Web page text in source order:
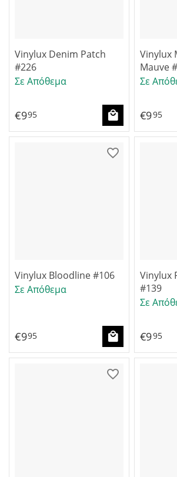
Vinylux Denim Patch
#226
Σε Απόθεμα
€995
Vinylux
Mauve
Σε
€995
Vinylux Bloodline #106
Σε Απόθεμα
€995
Vinylux
#139
Σε
€995